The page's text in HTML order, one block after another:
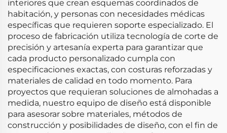
interiores que crean esquemas coordinados de
habitación, y personas con necesidades médicas
específicas que requieren soporte especializado. El
proceso de fabricación utiliza tecnología de corte de
precisión y artesanía experta para garantizar que
cada producto personalizado cumpla con
especificaciones exactas, con costuras reforzadas y
materiales de calidad en todo momento. Para
proyectos que requieran soluciones de almohadas a
medida, nuestro equipo de diseño está disponible
para asesorar sobre materiales, métodos de
construcción y posibilidades de diseño, con el fin de